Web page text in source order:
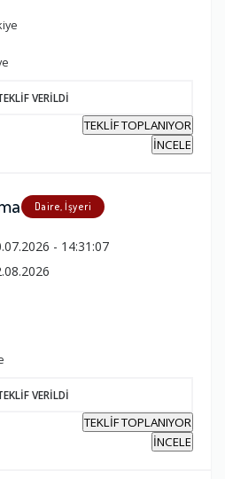
VERİLDİ
TEKLİF TOPLANIYOR
İNCELE
Daire, İşyeri
- 14:31:07
VERİLDİ
TEKLİF TOPLANIYOR
İNCELE